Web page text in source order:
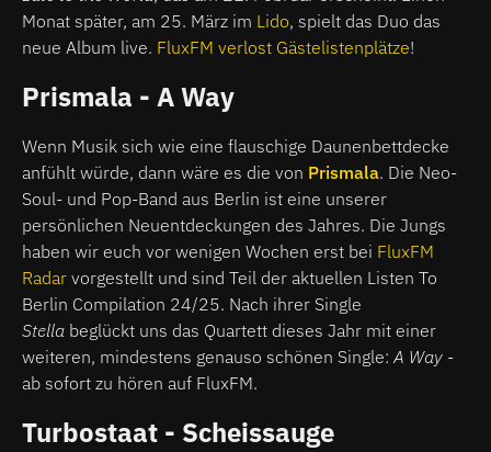
Monat später, am 25. März im Lido, spielt das Duo das
neue Album live. FluxFM verlost Gästelistenplätze!
Prismala - A Way
Wenn Musik sich wie eine flauschige Daunenbettdecke
anfühlt würde, dann wäre es die von Prismala. Die Neo-
Soul- und Pop-Band aus Berlin ist eine unserer
persönlichen Neuentdeckungen des Jahres. Die Jungs
haben wir euch vor wenigen Wochen erst bei FluxFM
Radar vorgestellt und sind Teil der aktuellen Listen To
Berlin Compilation 24/25. Nach ihrer Single
Stella beglückt uns das Quartett dieses Jahr mit einer
weiteren, mindestens genauso schönen Single:A Way -
ab sofort zu hören auf FluxFM.
Turbostaat - Scheissauge